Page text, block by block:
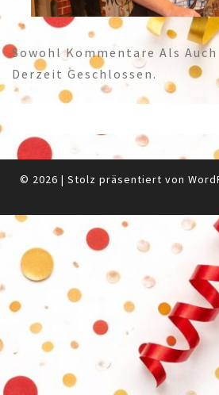
Sowohl Kommentare Als
Derzeit Geschlossen.
© 2026 | Stolz präsentiert von